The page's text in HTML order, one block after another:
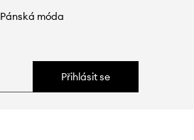
Pánská móda
Přihlásit se